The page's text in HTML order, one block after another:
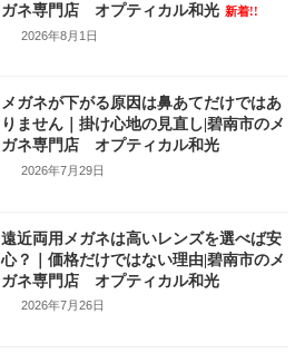
ガネ専門店 オプティカル和光 新着!!
2026年8月1日
メガネが下がる原因は鼻あてだけではあ
りません｜掛け心地の見直し|碧南市のメ
ガネ専門店 オプティカル和光
2026年7月29日
遠近両用メガネは高いレンズを選べば安
心？｜価格だけではない理由|碧南市のメ
ガネ専門店 オプティカル和光
2026年7月26日